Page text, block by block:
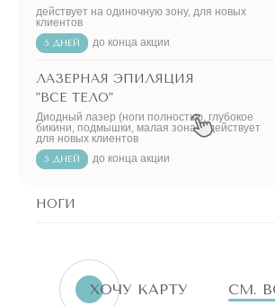
действует на одиночную зону, для новых
клиентов
5 ДНЕЙ до конца акции
ЛАЗЕРНАЯ ЭПИЛЯЦИЯ
"ВСЕ ТЕЛО"
Диодный лазер (ноги полностью, глубокое
бикини, подмышки, малая зона) - действует
для новых клиентов
5 ДНЕЙ до конца акции
НОГИ
«Бьютилогия»
ERID:LjN8K4L1t
ХОЧУ КАРТУ СМ.